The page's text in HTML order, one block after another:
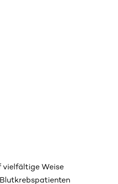
vielfältige Weise